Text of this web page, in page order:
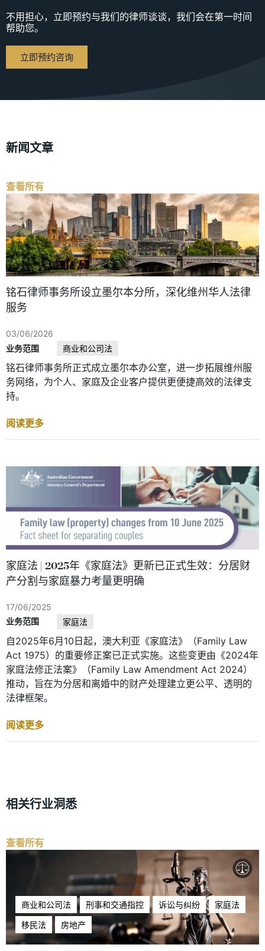
不用担心，立即预约与我们的律师谈谈，我们会在第一时间
帮助您。
立即预约咨询
新闻文章
查看所有
铭石律师事务所设立墨尔本分所，深化维州华人法律
服务
03/06/2026
业务范围
商业和公司法
铭石律师事务所正式成立墨尔本办公室，进一步拓展维州服
务网络，为个人、家庭及企业客户提供更便捷高效的法律支
持。
阅读更多
家庭法 | 2025年《家庭法》更新已正式生效：分居财
产分割与家庭暴力考量更明确
17/06/2025
业务范围
家庭法
自2025年6月10日起，澳大利亚《家庭法》（Family Law
Act 1975）的重要修正案已正式实施。这些变更由《2024年
家庭法修正法案》（Family Law Amendment Act 2024）
推动，旨在为分居和离婚中的财产处理建立更公平、透明的
法律框架。
阅读更多
相关行业洞悉
查看所有
商业和公司法 刑事和交通指控 诉讼与纠纷
家庭法
移民法
房地产